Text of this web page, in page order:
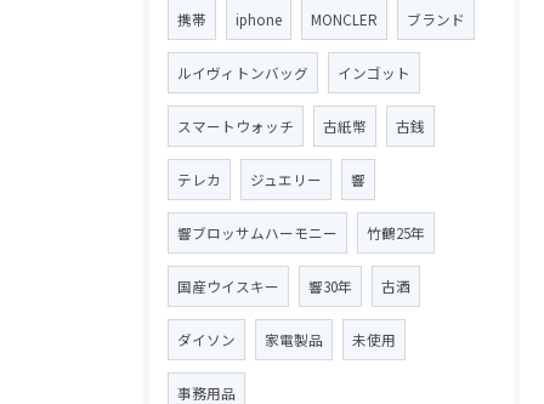
携帯 iphone MONCLER ブランド
ルイヴィトンバッグ インゴット
スマートウォッチ 古紙幣 古銭
テレカ ジュエリー 響
響ブロッサムハーモニー 竹鶴25年
国産ウイスキー 響30年 古酒
ダイソン 家電製品 未使用
事務用品